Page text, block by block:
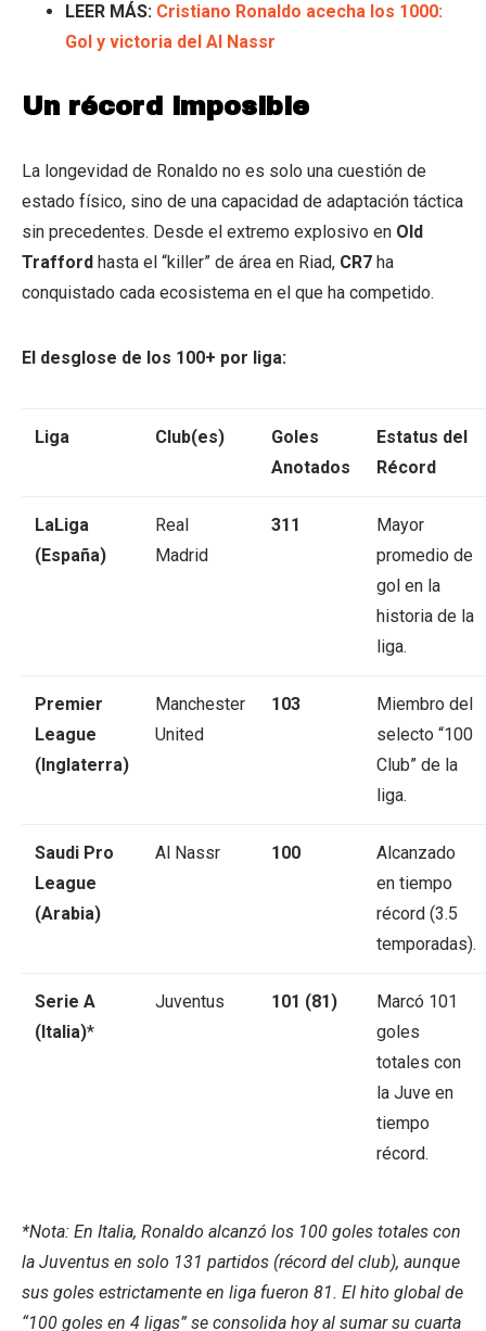
LEER MÁS: Cristiano Ronaldo acecha los 1000:
Gol y victoria del Al Nassr
Un récord imposible
La longevidad de Ronaldo no es solo una cuestión de
estado físico, sino de una capacidad de adaptación táctica
sin precedentes. Desde el extremo explosivo en Old
Trafford hasta el “killer” de área en Riad, CR7 ha
conquistado cada ecosistema en el que ha competido.
El desglose de los 100+ por liga:
Liga Club(es)
Goles
Anotados
Estatus del
Récord
LaLiga
(España)
Real
Madrid
311
Mayor
promedio de
gol en la
historia de la
liga.
Premier
League
(Inglaterra)
Manchester
United
103
Miembro del
selecto “100
Club” de la
liga.
Saudi Pro
League
(Arabia)
Al Nassr 100
Alcanzado
en tiempo
récord (3.5
temporadas).
Serie A
(Italia)*
Juventus 101 (81)
Marcó 101
goles
totales con
la Juve en
tiempo
récord.
*Nota: En Italia, Ronaldo alcanzó los 100 goles totales con
la Juventus en solo 131 partidos (récord del club), aunque
sus goles estrictamente en liga fueron 81. El hito global de
“100 goles en 4 ligas” se consolida hoy al sumar su cuarta